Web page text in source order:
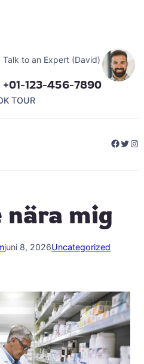
Talk to an Expert (David)
+01-123-456-7890
TOUR
nära mig
juni 8, 2026Uncategorized